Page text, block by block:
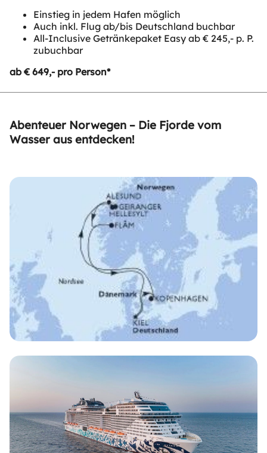
Einstieg in jedem Hafen möglich
Auch inkl. Flug ab/bis Deutschland buchbar
All-Inclusive Getränkepaket Easy ab € 245,- p. P.
zubuchbar
ab € 649,- pro Person*
Abenteuer Norwegen – Die Fjorde vom
Wasser aus entdecken!